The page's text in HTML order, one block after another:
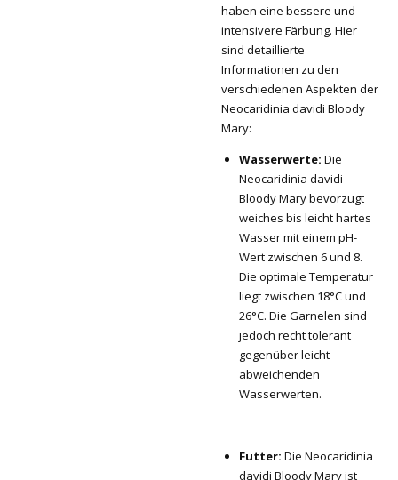
haben eine bessere und
intensivere Färbung. Hier
sind detaillierte
Informationen zu den
verschiedenen Aspekten der
Neocaridinia davidi Bloody
Mary:
Wasserwerte: Die
Neocaridinia davidi
Bloody Mary bevorzugt
weiches bis leicht hartes
Wasser mit einem pH-
Wert zwischen 6 und 8.
Die optimale Temperatur
liegt zwischen 18°C und
26°C. Die Garnelen sind
jedoch recht tolerant
gegenüber leicht
abweichenden
Wasserwerten.
Futter: Die Neocaridinia
davidi Bloody Mary ist